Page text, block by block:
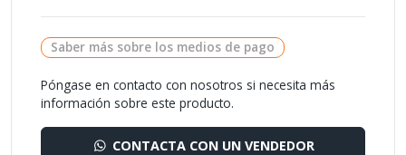
Saber más sobre los medios de pago
Póngase en contacto con nosotros si necesita más
información sobre este producto.
CONTACTA CON UN VENDEDOR